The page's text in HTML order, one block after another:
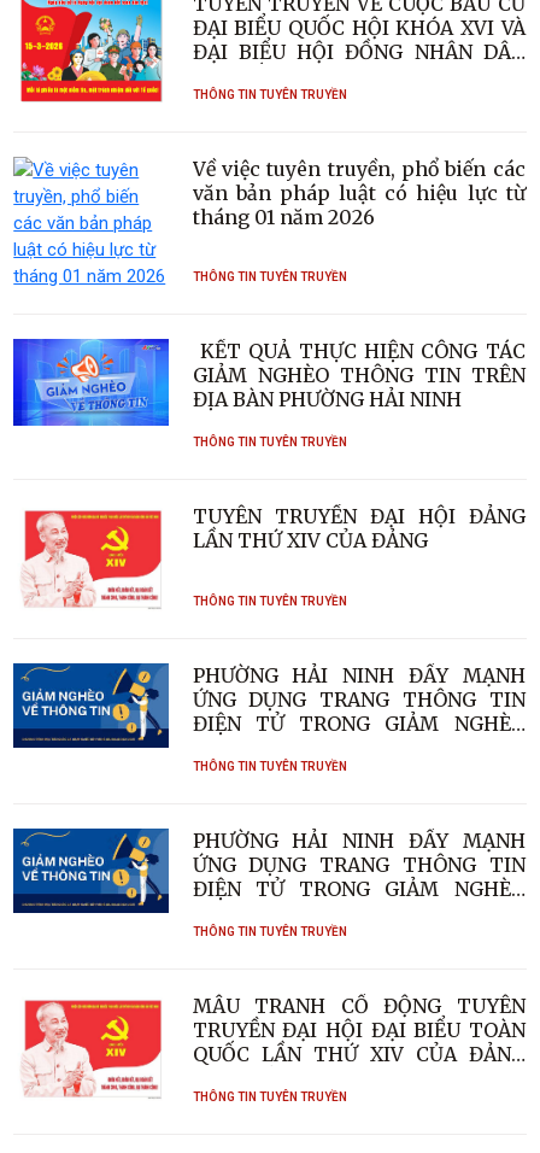
ĐẠI BIỂU QUỐC HỘI KHÓA XVI VÀ
ĐẠI BIỂU HỘI ĐỒNG NHÂN DÂN
THÔNG TIN TUYÊN TRUYỀN
Về việc tuyên truyền, phổ biến các
văn bản pháp luật có hiệu lực từ
tháng 01 năm 2026
THÔNG TIN TUYÊN TRUYỀN
KẾT QUẢ THỰC HIỆN CÔNG TÁC
GIẢM NGHÈO THÔNG TIN TRÊN
ĐỊA BÀN PHƯỜNG HẢI NINH
THÔNG TIN TUYÊN TRUYỀN
TUYÊN TRUYỀN ĐẠI HỘI ĐẢNG
LẦN THỨ XIV CỦA ĐẢNG
THÔNG TIN TUYÊN TRUYỀN
PHƯỜNG HẢI NINH ĐẨY MẠNH
ỨNG DỤNG TRANG THÔNG TIN
ĐIỆN TỬ TRONG GIẢM NGHÈO
THÔNG TIN TUYÊN TRUYỀN
PHƯỜNG HẢI NINH ĐẨY MẠNH
ỨNG DỤNG TRANG THÔNG TIN
ĐIỆN TỬ TRONG GIẢM NGHÈO
THÔNG TIN TUYÊN TRUYỀN
MẪU TRANH CỔ ĐỘNG TUYÊN
TRUYỀN ĐẠI HỘI ĐẠI BIỂU TOÀN
QUỐC LẦN THỨ XIV CỦA ĐẢNG
THÔNG TIN TUYÊN TRUYỀN